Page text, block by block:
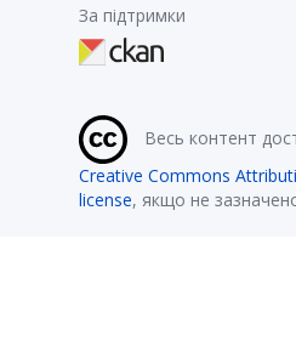
За підтримки
Весь контент
Creative Commons
license, якщо не